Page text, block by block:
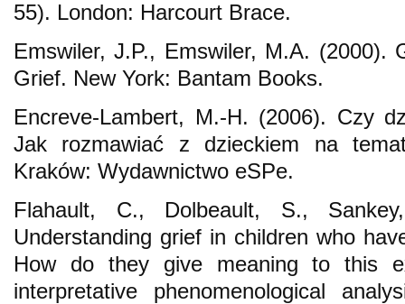
55). London: Harcourt Brace.
Emswiler, J.P., Emswiler, M.A. (2000).
Grief. New York: Bantam Books.
Encreve-Lambert, M.-H. (2006). Czy
Jak rozmawiać z dzieckiem na
Kraków: Wydawnictwo eSPe.
Flahault, C., Dolbeault, S.,
Understanding grief in children who
How do they give meaning to this
interpretative phenomenological